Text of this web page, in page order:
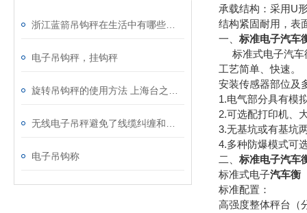
电子吊钩秤，挂钩秤
电子吊钩称
承载结构：采用U
结构紧固耐用，表
一、 标准电子汽车
标准式电子汽车
工艺简单、快速。
安装传感器部位及
1.电气部分具有模
2.可选配打印机、
3.无基坑或有基坑
4.多种防爆模式可
二、 标准电子汽车
标准式电子汽车衡
标准配置：
高强度整体秤台（